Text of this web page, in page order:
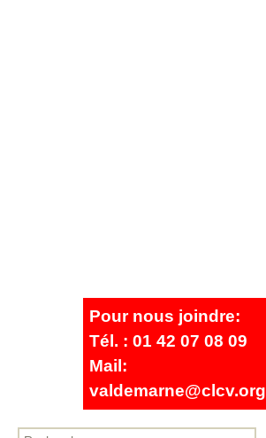
Pour nous joindre:
Tél. : 01 42 07 08 09
Mail:
valdemarne@clcv.org